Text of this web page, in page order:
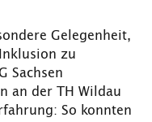
Gelegenheit,
zu
Sachsen
an der TH Wildau
So konnten